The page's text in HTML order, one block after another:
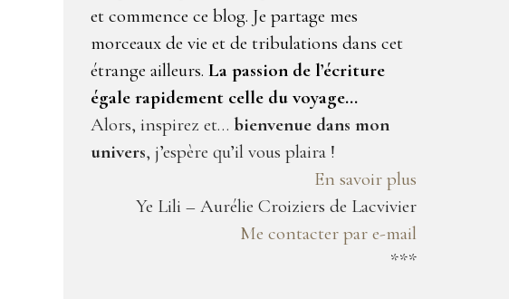
et commence ce blog. Je partage mes
morceaux de vie et de tribulations dans cet
étrange ailleurs. La passion de l’écriture
égale rapidement celle du voyage…
Alors, inspirez et… bienvenue dans mon
univers, j’espère qu’il vous plaira !
En savoir plus
Ye Lili – Aurélie Croiziers de Lacvivier
Me contacter par e-mail
***